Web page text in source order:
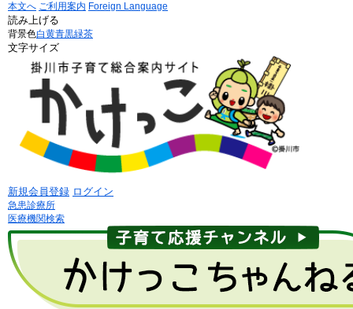
本文へ ご利用案内 Foreign Language
読み上げる
背景色白黄青黒緑茶
文字サイズ
新規会員登録 ログイン
急患診療所
医療機関検索